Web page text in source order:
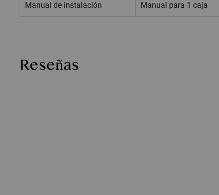
Manual de instalación Manual para 1 caja
Reseñas